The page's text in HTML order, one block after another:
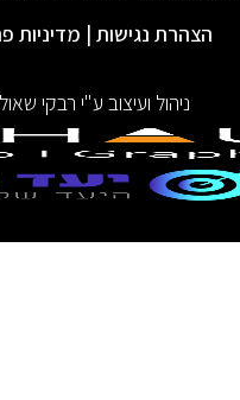
הצהרת נגישות | מדיניות
ניהול ועיצוב ע"י רבקי